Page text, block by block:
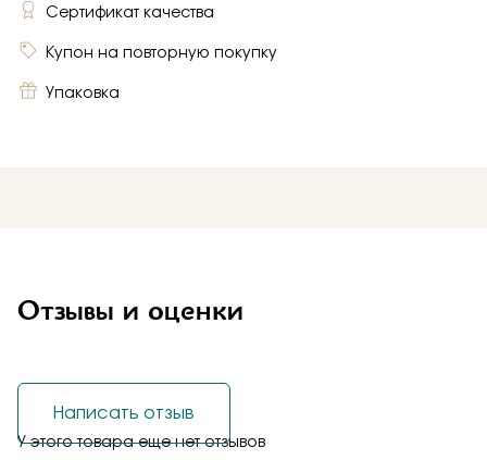
Сертификат качества
Купон на повторную покупку
Упаковка
Отзывы и оценки
У этого товара еще нет отзывов
Написать отзыв